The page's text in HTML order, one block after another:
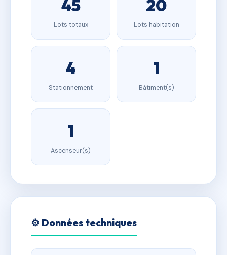
45
Lots totaux
20
Lots habitation
4
Stationnement
1
Bâtiment(s)
1
Ascenseur(s)
⚙️ Données techniques